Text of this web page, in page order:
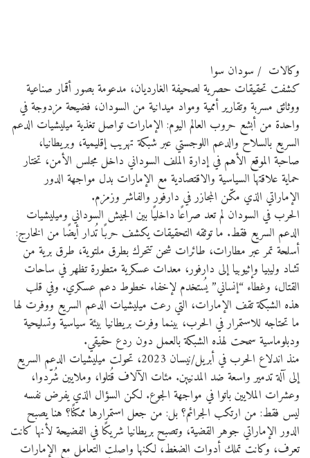
وكالات / سودان سوا
كشفت تحقيقات حصرية لصحيفة الغارديان، مدعومة بصور أقمار صناعية
ووثائق مسربة وتقارير أممية ومواد ميدانية من السودان، فضيحة مزدوجة في
واحدة من أبشع حروب العالم اليوم: الإمارات تواصل تغذية ميليشيات الدعم
السريع بالسلاح والدعم اللوجستي عبر شبكة تهريب إقليمية، وبريطانيا،
صاحبة الموقع الأهم في إدارة الملف السوداني داخل مجلس الأمن، تختار
حماية علاقتها السياسية والاقتصادية مع الإمارات بدل مواجهة الدور
الإماراتي الذي مكّن المجازر في دارفور والفاشر وزمزم.
الحرب في السودان لم تعد صراعًا داخليًا بين الجيش السوداني وميليشيات
الدعم السريع فقط. ما توثقه التحقيقات يكشف حربًا تُدار أيضًا من الخارج:
أسلحة تمر عبر مطارات، طائرات شحن تتحرك بطرق ملتوية، طرق برية من
تشاد وليبيا وإثيوبيا إلى دارفور، معدات عسكرية متطورة تظهر في ساحات
القتال، وغطاء “إنساني” يُستخدم لإخفاء خطوط دعم عسكري. وفي قلب
هذه الشبكة تقف الإمارات، التي رعت ميليشيات الدعم السريع ووفرت لها
ما تحتاجه للاستمرار في الحرب، بينما وفرت بريطانيا بيئة سياسية وتسليحية
ودبلوماسية سمحت لهذه الشبكة بالعمل دون ردع حقيقي.
منذ اندلاع الحرب في أبريل/نيسان 2023، تحولت ميليشيات الدعم السريع
إلى آلة تدمير واسعة ضد المدنيين. مئات الآلاف قُتلوا، وملايين شُرّدوا،
وعشرات الملايين باتوا في مواجهة الجوع. لكن السؤال الذي يفرض نفسه
ليس فقط: من ارتكب الجرائم؟ بل: من جعل استمرارها ممكنًا؟ هنا يصبح
الدور الإماراتي جوهر القضية، وتصبح بريطانيا شريكًا في الفضيحة لأنها كانت
تعرف، وكانت تملك أدوات الضغط، لكنها واصلت التعامل مع الإمارات